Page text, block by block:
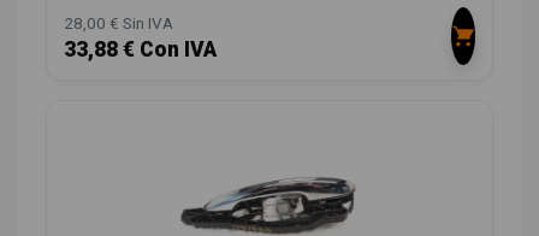
28,00 € Sin IVA
33,88 € Con IVA